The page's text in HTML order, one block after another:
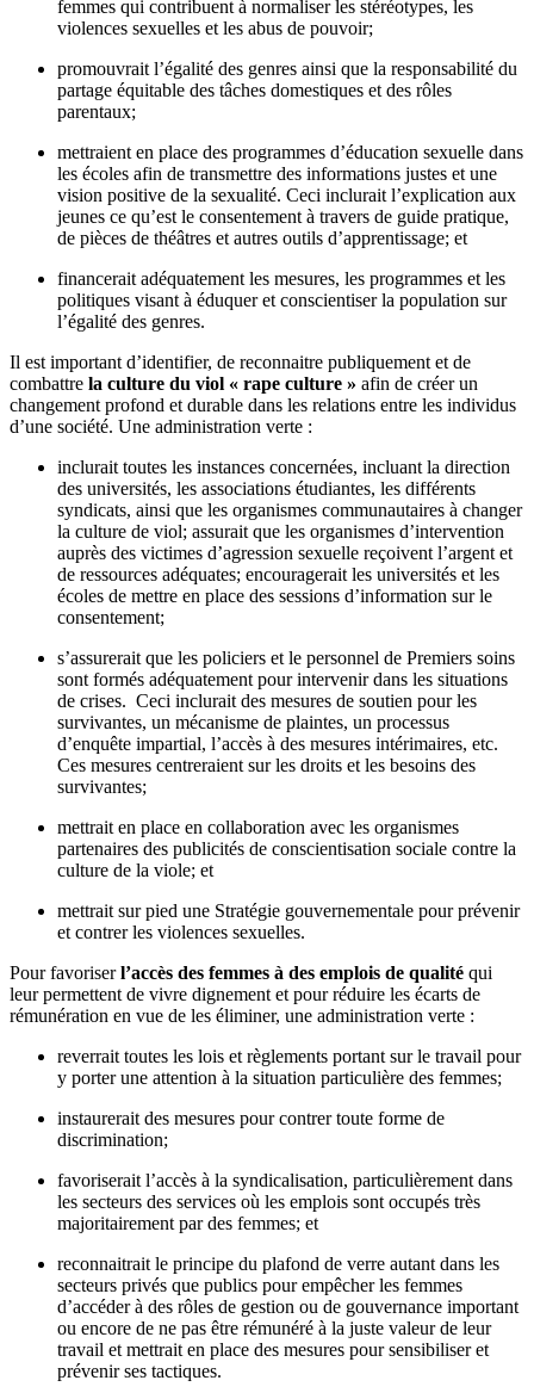
femmes qui contribuent à normaliser les stéréotypes, les
violences sexuelles et les abus de pouvoir;
promouvrait l’égalité des genres ainsi que la responsabilité du
partage équitable des tâches domestiques et des rôles
parentaux;
mettraient en place des programmes d’éducation sexuelle dans
les écoles afin de transmettre des informations justes et une
vision positive de la sexualité. Ceci inclurait l’explication aux
jeunes ce qu’est le consentement à travers de guide pratique,
de pièces de théâtres et autres outils d’apprentissage; et
financerait adéquatement les mesures, les programmes et les
politiques visant à éduquer et conscientiser la population sur
l’égalité des genres.
Il est important d’identifier, de reconnaitre publiquement et de
combattre la culture du viol « rape culture » afin de créer un
changement profond et durable dans les relations entre les individus
d’une société. Une administration verte :
inclurait toutes les instances concernées, incluant la direction
des universités, les associations étudiantes, les différents
syndicats, ainsi que les organismes communautaires à changer
la culture de viol; assurait que les organismes d’intervention
auprès des victimes d’agression sexuelle reçoivent l’argent et
de ressources adéquates; encouragerait les universités et les
écoles de mettre en place des sessions d’information sur le
consentement;
s’assurerait que les policiers et le personnel de Premiers soins
sont formés adéquatement pour intervenir dans les situations
de crises. Ceci inclurait des mesures de soutien pour les
survivantes, un mécanisme de plaintes, un processus
d’enquête impartial, l’accès à des mesures intérimaires, etc.
Ces mesures centreraient sur les droits et les besoins des
survivantes;
mettrait en place en collaboration avec les organismes
partenaires des publicités de conscientisation sociale contre la
culture de la viole; et
mettrait sur pied une Stratégie gouvernementale pour prévenir
et contrer les violences sexuelles.
Pour favoriserl’accès des femmes à des emplois de qualité qui
leur permettent de vivre dignement et pour réduire les écarts de
rémunération en vue de les éliminer, une administration verte :
reverrait toutes les lois et règlements portant sur le travail pour
y porter une attention à la situation particulière des femmes;
instaurerait des mesures pour contrer toute forme de
discrimination;
favoriserait l’accès à la syndicalisation, particulièrement dans
les secteurs des services où les emplois sont occupés très
majoritairement par des femmes; et
reconnaitrait le principe du plafond de verre autant dans les
secteurs privés que publics pour empêcher les femmes
d’accéder à des rôles de gestion ou de gouvernance important
ou encore de ne pas être rémunéré à la juste valeur de leur
travail et mettrait en place des mesures pour sensibiliser et
prévenir ses tactiques.